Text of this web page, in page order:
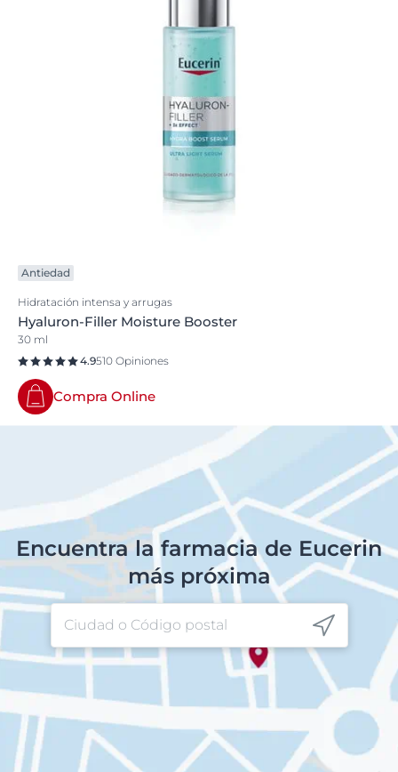
Antiedad
Hidratación intensa y arrugas
Hyaluron-Filler Moisture Booster
30 ml
4.9510 Opiniones
Compra Online
Encuentra la farmacia de Eucerin
más próxima